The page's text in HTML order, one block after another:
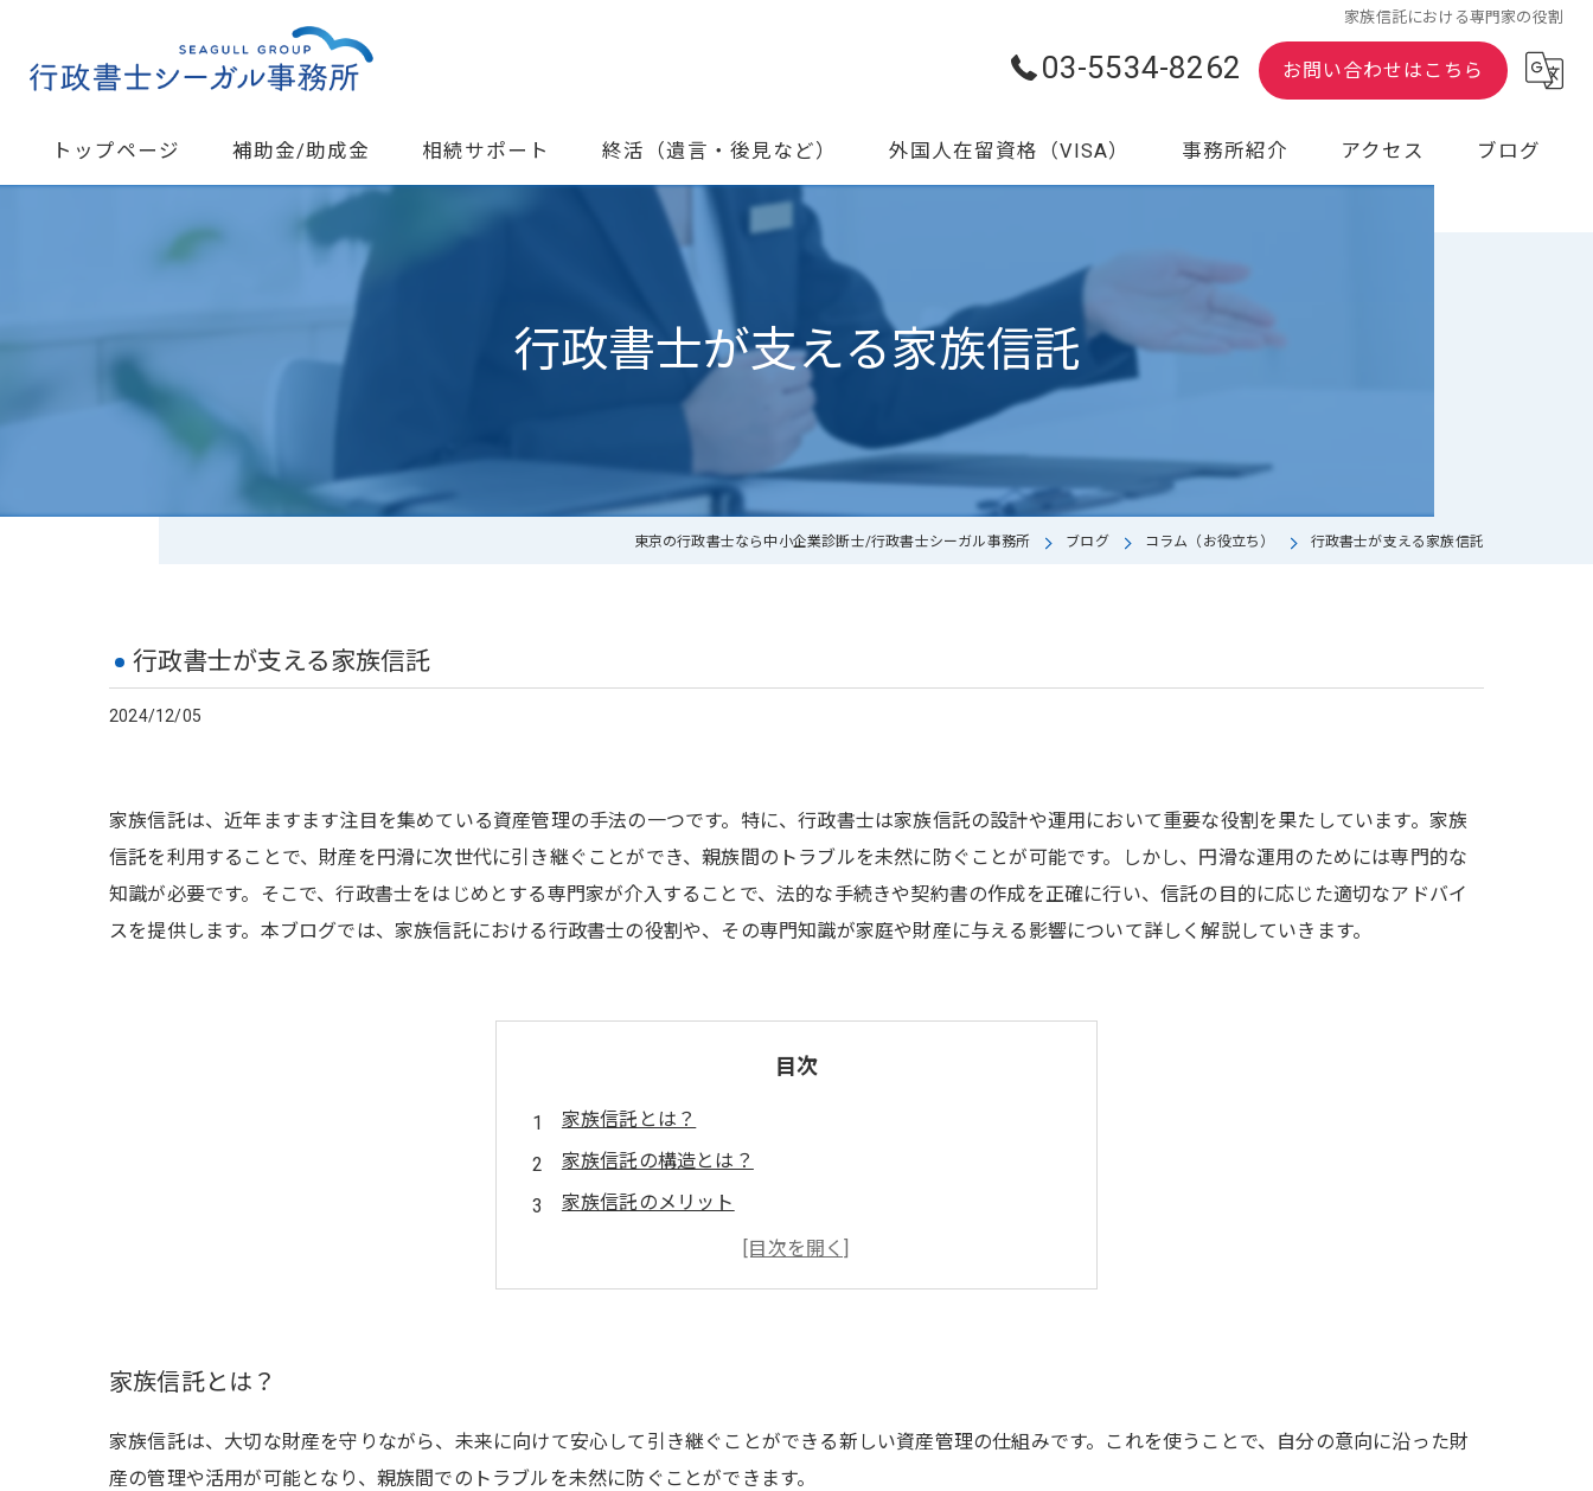
家族信託における専門家の役割
03-5534-8262 お問い合わせはこちら
トップページ 補助金/助成金 相続サポート 終活（遺言・後見など）
遺言書作成支援
家族信託（認知症対策）
家族信託のよくある相談
見守りサポート・後見
終活セミナー情報
外国人在留資格（VISA） 事務所紹介 アクセス ブログ
行政書士が支える家族信託
東京の行政書士なら中小企業診断士/行政書士シーガル事務所 ブログ コラム（お役立ち） 行政書士が支える家族信託
行政書士が支える家族信託
2024/12/05
家族信託は、近年ますます注目を集めている資産管理の手法の一つです。特に、行政書士は家族信託の設計や運用において重要な役割を果たしています。家族
信託を利用することで、財産を円滑に次世代に引き継ぐことができ、親族間のトラブルを未然に防ぐことが可能です。しかし、円滑な運用のためには専門的な
知識が必要です。そこで、行政書士をはじめとする専門家が介入することで、法的な手続きや契約書の作成を正確に行い、信託の目的に応じた適切なアドバイ
スを提供します。本ブログでは、家族信託における行政書士の役割や、その専門知識が家庭や財産に与える影響について詳しく解説していきます。
目次
家族信託とは？
家族信託の構造とは？
家族信託のメリット
家族信託のデメリット
家族信託の具体例
家族信託とは？
家族信託は、大切な財産を守りながら、未来に向けて安心して引き継ぐことができる新しい資産管理の仕組みです。これを使うことで、自分の意向に沿った財
産の管理や活用が可能となり、親族間でのトラブルを未然に防ぐことができます。